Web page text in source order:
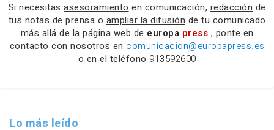
Si necesitas asesoramiento en comunicación, redacción de
tus notas de prensa o ampliar la difusión de tu comunicado
más allá de la página web de europa press , ponte en
contacto con nosotros en comunicacion@europapress.es
o en el teléfono 913592600
Lo más leído